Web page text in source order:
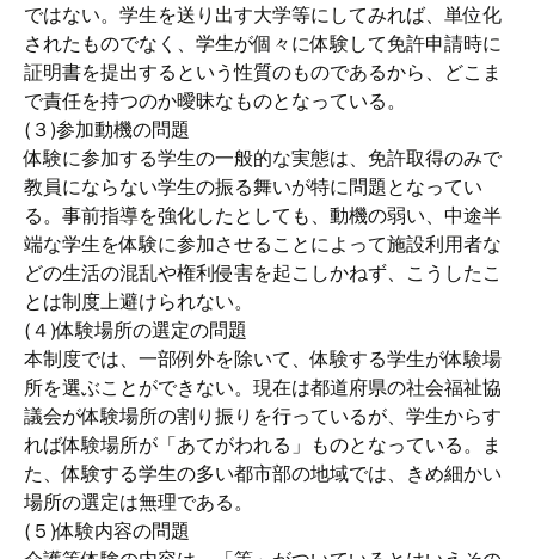
ではない。学生を送り出す大学等にしてみれば、単位化
されたものでなく、学生が個々に体験して免許申請時に
証明書を提出するという性質のものであるから、どこま
で責任を持つのか曖昧なものとなっている。
(３)参加動機の問題
体験に参加する学生の一般的な実態は、免許取得のみで
教員にならない学生の振る舞いが特に問題となってい
る。事前指導を強化したとしても、動機の弱い、中途半
端な学生を体験に参加させることによって施設利用者な
どの生活の混乱や権利侵害を起こしかねず、こうしたこ
とは制度上避けられない。
(４)体験場所の選定の問題
本制度では、一部例外を除いて、体験する学生が体験場
所を選ぶことができない。現在は都道府県の社会福祉協
議会が体験場所の割り振りを行っているが、学生からす
れば体験場所が「あてがわれる」ものとなっている。ま
た、体験する学生の多い都市部の地域では、きめ細かい
場所の選定は無理である。
(５)体験内容の問題